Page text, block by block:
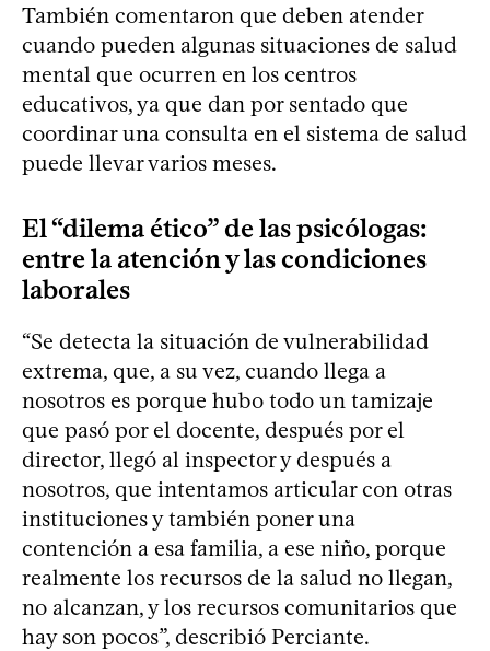
También comentaron que deben atender
cuando pueden algunas situaciones de salud
mental que ocurren en los centros
educativos, ya que dan por sentado que
coordinar una consulta en el sistema de salud
puede llevar varios meses.
El “dilema ético” de las psicólogas:
entre la atención y las condiciones
laborales
“Se detecta la situación de vulnerabilidad
extrema, que, a su vez, cuando llega a
nosotros es porque hubo todo un tamizaje
que pasó por el docente, después por el
director, llegó al inspector y después a
nosotros, que intentamos articular con otras
instituciones y también poner una
contención a esa familia, a ese niño, porque
realmente los recursos de la salud no llegan,
no alcanzan, y los recursos comunitarios que
hay son pocos”, describió Perciante.